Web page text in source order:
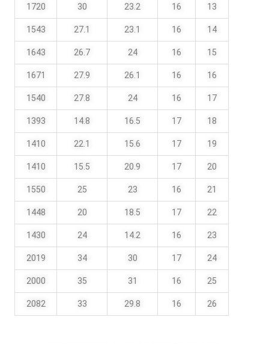
13
16
23.2
30
1720
14
16
23.1
27.1
1543
15
16
24
26.7
1643
16
16
26.1
27.9
1671
17
16
24
27.8
1540
18
17
16.5
14.8
1393
19
17
15.6
22.1
1410
20
17
20.9
15.5
1410
21
16
23
25
1550
22
17
18.5
20
1448
23
16
14.2
24
1430
24
17
30
34
2019
25
16
31
35
2000
26
16
29.8
33
2082